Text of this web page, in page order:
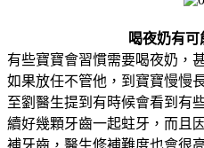
喝夜奶有
有些寶寶會習慣需要喝夜奶，
如果放任不管他，到寶寶慢慢
至劉醫生提到有時候會看到有
續好幾顆牙齒一起蛀牙，而且
補牙齒，醫生修補難度也會很